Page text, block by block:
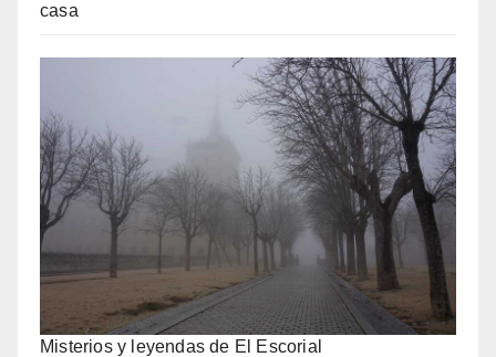
casa
Misterios y leyendas de El Escorial